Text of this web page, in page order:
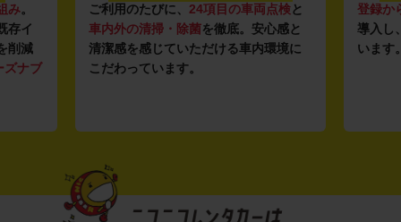
み。
存イ
削減
ズナブ
ご利用のたびに、 24項目の車両点検と
車内外の清掃・除菌を徹底。安心感と
清潔感を感じていただける車内環境に
こだわっています。
登録か
導入し
います